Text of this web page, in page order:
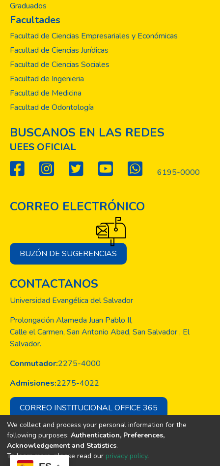
Graduados
Facultades
Facultad de Ciencias Empresariales y Económicas
Facultad de Ciencias Jurídicas
Facultad de Ciencias Sociales
Facultad de Ingenieria
Facultad de Medicina
Facultad de Odontología
BUSCANOS EN LAS REDES
UEES OFICIAL
6195-0000
CORREO ELECTRÓNICO
BUZÓN DE SUGERENCIAS
CONTACTANOS
Universidad Evangélica del Salvador
Prolongación Alameda Juan Pablo II,
Calle el Carmen, San Antonio Abad, San Salvador , El
Salvador.
Conmutador:2275-4000
Admisiones:2275-4022
CORREO INSTITUCIONAL OFFICE 365
Copyright © Todos los derechos son
de la Universidad Evangélica de El
We collect and process your personal information for the
following purposes: Authentication, Preferences,
Acknowledgement and Statistics.
To learn more, please read our privacy policy.